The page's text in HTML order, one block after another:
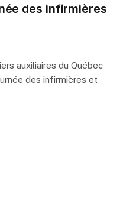
des infirmières
auxiliaires du Québec
des infirmières et